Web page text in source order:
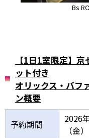
Bs
【1日1室限定】
ット付き
オリックス・バフ
ン概要
予約期間
2026
（金）